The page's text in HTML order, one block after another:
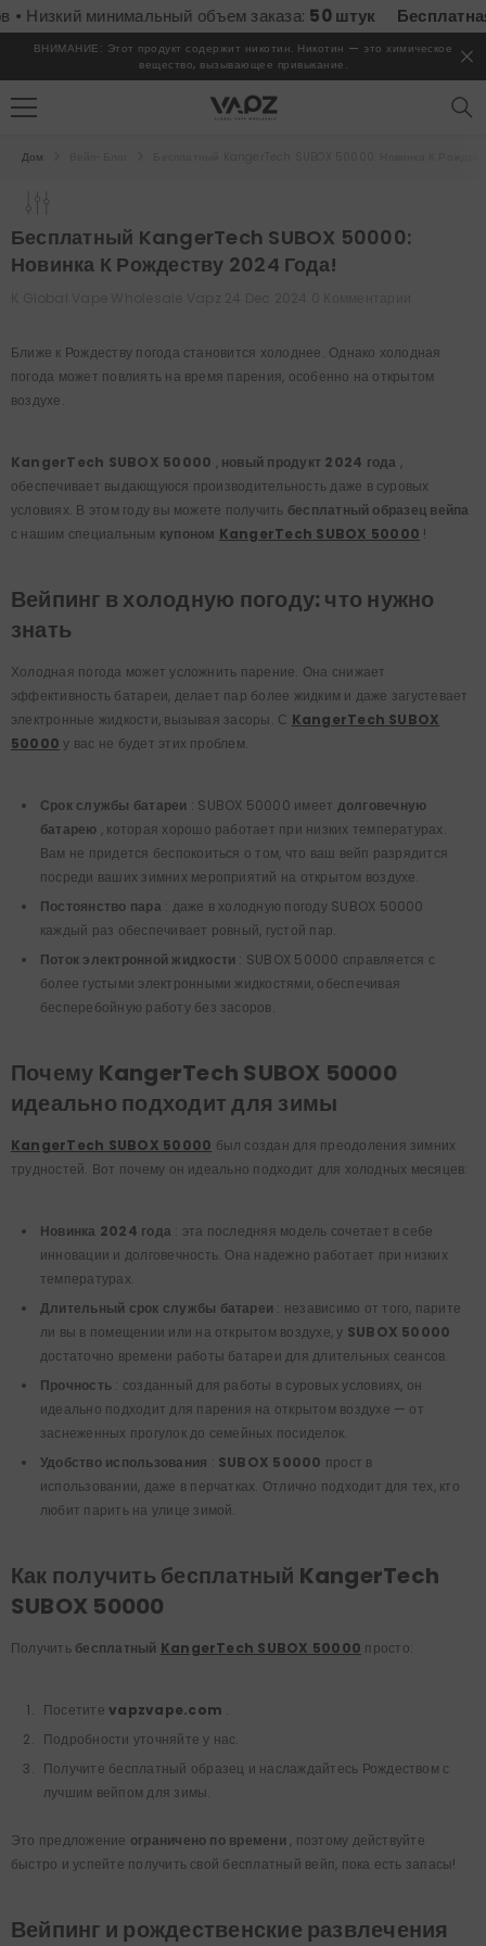
минимальный объем заказа:50 штук Бесплатная
ВНИМАНИЕ: Этот продукт содержит никотин. Никотин — это химическое
вещество, вызывающее привыкание.
Дом
Бесплатный KangerTech SUBOX 50000:
Новинка К Рождеству 2024 Года!
Ближе к Рождеству погода становится холоднее. Однако холодная
погода может повлиять на время парения, особенно на открытом
воздухе.
KangerTech SUBOX 50000 , новый продукт 2024 года ,
обеспечивает выдающуюся производительность даже в суровых
условиях. В этом году вы можете получить бесплатный образец вейпа
с нашим специальным купоном KangerTech SUBOX 50000 !
Вейпинг в холодную погоду: что нужно
знать
Холодная погода может усложнить парение. Она снижает
эффективность батареи, делает пар более жидким и даже загустевает
электронные жидкости, вызывая засоры. С KangerTech SUBOX
50000 у вас не будет этих проблем.
Срок службы батареи : SUBOX 50000 имеет долговечную
батарею , которая хорошо работает при низких температурах.
Вам не придется беспокоиться о том, что ваш вейп разрядится
посреди ваших зимних мероприятий на открытом воздухе.
Постоянство пара: даже в холодную погоду SUBOX 50000
каждый раз обеспечивает ровный, густой пар.
Поток электронной жидкости : SUBOX 50000 справляется с
более густыми электронными жидкостями, обеспечивая
бесперебойную работу без засоров.
Почему KangerTech SUBOX 50000
идеально подходит для зимы
KangerTech SUBOX 50000 был создан для преодоления зимних
трудностей. Вот почему он идеально подходит для холодных месяцев:
Новинка 2024 года : эта последняя модель сочетает в себе
инновации и долговечность. Она надежно работает при низких
температурах.
Длительный срок службы батареи : независимо от того, парите
ли вы в помещении или на открытом воздухе, у SUBOX 50000
достаточно времени работы батареи для длительных сеансов.
Прочность : созданный для работы в суровых условиях, он
идеально подходит для парения на открытом воздухе — от
заснеженных прогулок до семейных посиделок.
Удобство использования : SUBOX 50000 прост в
использовании, даже в перчатках. Отлично подходит для тех, кто
любит парить на улице зимой.
Как получить бесплатный KangerTech
SUBOX 50000
Получить бесплатный KangerTech SUBOX 50000 просто:
Посетитеvapzvape.com .
Подробности уточняйте у нас.
Получите бесплатный образец и наслаждайтесь Рождеством с
лучшим вейпом для зимы.
Это предложение ограничено по времени , поэтому действуйте
быстро и успейте получить свой бесплатный вейп, пока есть запасы!
Вейпинг и рождественские развлечения